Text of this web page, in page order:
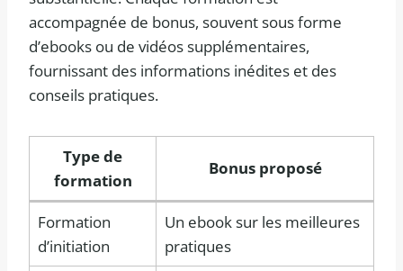
accompagnée de bonus, souvent sous forme
d’ebooks ou de vidéos supplémentaires,
fournissant des informations inédites et des
conseils pratiques.
Type de
formation
Bonus proposé
Formation
d’initiation
Un ebook sur les meilleures
pratiques